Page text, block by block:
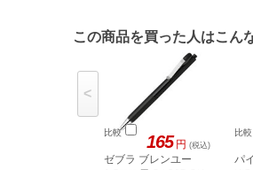
この商品を買った人はこん
比較 165 円 (税込)
ゼブラ ブレンユー
比較
パ
<